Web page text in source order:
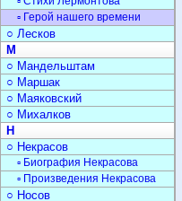
▫ Герой нашего времени
○ Лесков
М
○ Мандельштам
○ Маршак
○ Маяковский
○ Михалков
Н
○ Некрасов
▫ Биография Некрасова
▫ Произведения Некрасова
○ Носов